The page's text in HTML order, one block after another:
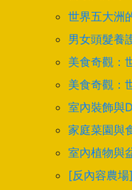
世界五大洲
男女頭髮養
美食奇觀：
美食奇觀：
室內裝飾與
家庭菜園與
室內植物與
[反內容農